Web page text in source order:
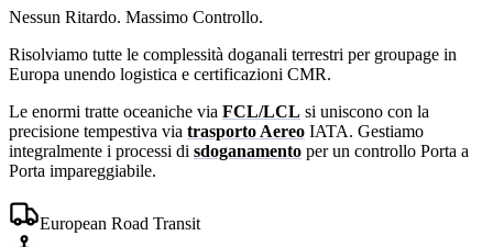
Nessun Ritardo. Massimo Controllo.
Risolviamo tutte le complessità doganali terrestri per groupage in
Europa unendo logistica e certificazioni CMR.
Le enormi tratte oceaniche via FCL/LCL si uniscono con la
precisione tempestiva via trasporto Aereo IATA. Gestiamo
integralmente i processi di sdoganamento per un controllo Porta a
Porta impareggiabile.
European Road Transit